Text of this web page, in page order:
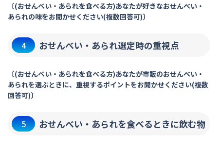
〔(おせんべい・あられを食べる方)あなたが好きなおせんべい・
あられの味をお聞かせください(複数回答可)〕
4 おせんべい・あられ選定時の重視点
〔(おせんべい・あられを食べる方)あなたが市販のおせんべい・
あられを選ぶときに、重視するポイントをお聞かせください(複数
回答可)〕
5 おせんべい・あられを食べるときに飲む物